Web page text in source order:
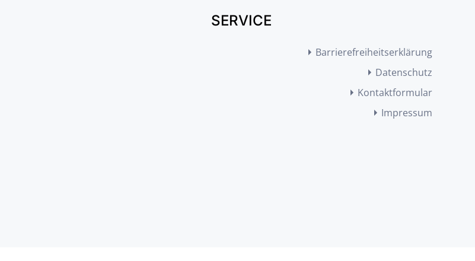
SERVICE
Barrierefreiheitserklärung
Datenschutz
Kontaktformular
Impressum